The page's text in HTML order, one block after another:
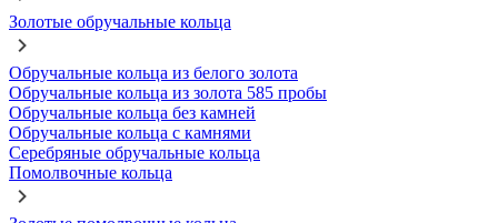
Золотые обручальные кольца
Обручальные кольца из белого золота
Обручальные кольца из золота 585 пробы
Обручальные кольца без камней
Обручальные кольца с камнями
Серебряные обручальные кольца
Помолвочные кольца